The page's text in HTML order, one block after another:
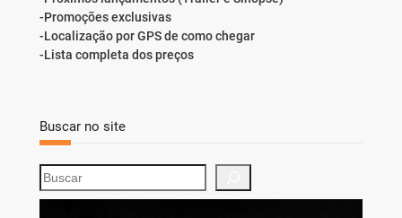
-Promoções exclusivas
-Localização por GPS de como chegar
-Lista completa dos preços
Buscar no site
S
e